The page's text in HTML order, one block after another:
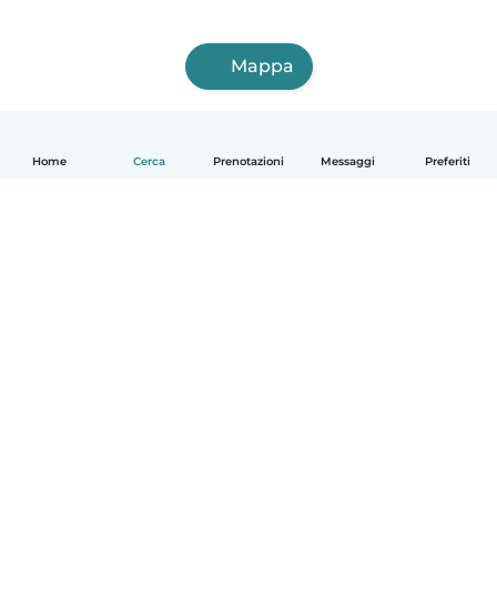
Home Cerca Prenotazioni Messaggi Preferiti
Mappa